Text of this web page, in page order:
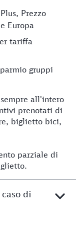
Prezzo
Europa
tariffa
gruppi
all'intero
prenotati di
biglietto bici,
parziale di
di